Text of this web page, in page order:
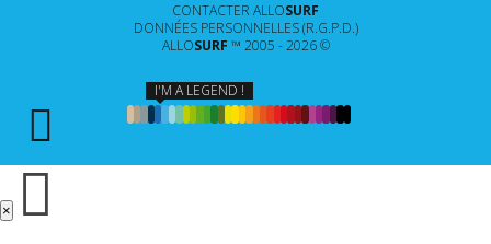
CONTACTER ALLOSURF
DONNÉES PERSONNELLES (R.G.P.D.)
ALLOSURF ™ 2005 - 2026 ©
I'M A LEGEND !
×